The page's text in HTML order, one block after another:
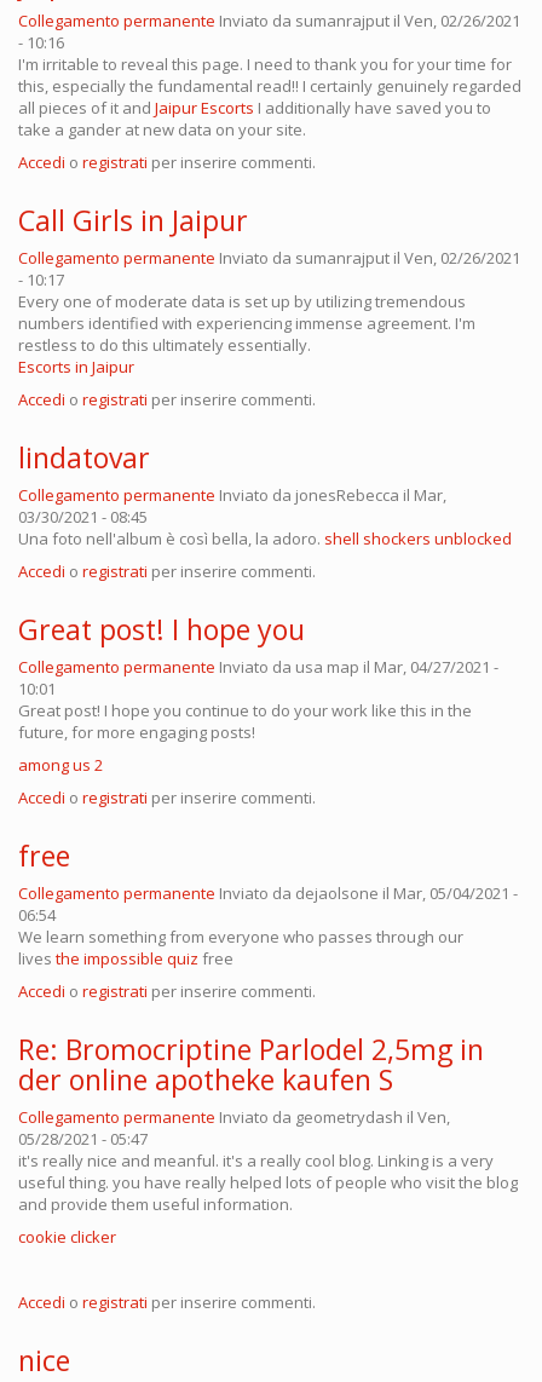
Collegamento permanente Inviato da sumanrajput il Ven, 02/26/2021
- 10:16
I'm irritable to reveal this page. I need to thank you for your time for
this, especially the fundamental read!! I certainly genuinely regarded
all pieces of it and Jaipur Escorts I additionally have saved you to
take a gander at new data on your site.
Accedi o registrati per inserire commenti.
Call Girls in Jaipur
Collegamento permanente Inviato da sumanrajput il Ven, 02/26/2021
- 10:17
Every one of moderate data is set up by utilizing tremendous
numbers identified with experiencing immense agreement. I'm
restless to do this ultimately essentially.
Escorts in Jaipur
Accedi o registrati per inserire commenti.
lindatovar
Collegamento permanente Inviato da jonesRebecca il Mar,
03/30/2021 - 08:45
Una foto nell'album è così bella, la adoro. shell shockers unblocked
Accedi o registrati per inserire commenti.
Great post! I hope you
Collegamento permanente Inviato da usa map il Mar, 04/27/2021 -
10:01
Great post! I hope you continue to do your work like this in the
future, for more engaging posts!
among us 2
Accedi o registrati per inserire commenti.
free
Collegamento permanente Inviato da dejaolsone il Mar, 05/04/2021 -
06:54
We learn something from everyone who passes through our
lives the impossible quiz free
Accedi o registrati per inserire commenti.
Re: Bromocriptine Parlodel 2,5mg in
der online apotheke kaufen S
Collegamento permanente Inviato da geometrydash il Ven,
05/28/2021 - 05:47
it's really nice and meanful. it's a really cool blog. Linking is a very
useful thing. you have really helped lots of people who visit the blog
and provide them useful information.
cookie clicker
Accedi o registrati per inserire commenti.
nice